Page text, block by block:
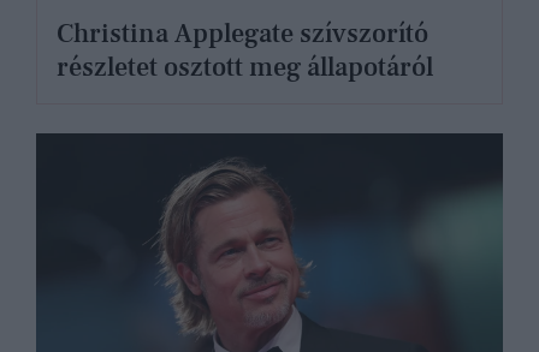
Christina Applegate szívszorító
részletet osztott meg állapotáról